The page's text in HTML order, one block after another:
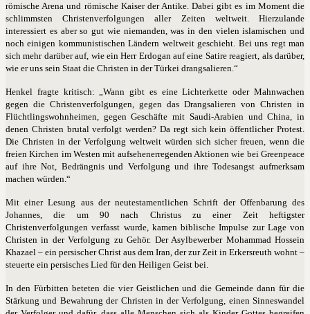
römische Arena und römische Kaiser der Antike. Dabei gibt es im Moment die
schlimmsten Christenverfolgungen aller Zeiten weltweit. Hierzulande
interessiert es aber so gut wie niemanden, was in den vielen islamischen und
noch einigen kommunistischen Ländern weltweit geschieht. Bei uns regt man
sich mehr darüber auf, wie ein Herr Erdogan auf eine Satire reagiert, als darüber,
wie er uns sein Staat die Christen in der Türkei drangsalieren.“
Henkel fragte kritisch: „Wann gibt es eine Lichterkette oder Mahnwachen
gegen die Christenverfolgungen, gegen das Drangsalieren von Christen in
Flüchtlingswohnheimen, gegen Geschäfte mit Saudi-Arabien und China, in
denen Christen brutal verfolgt werden? Da regt sich kein öffentlicher Protest.
Die Christen in der Verfolgung weltweit würden sich sicher freuen, wenn die
freien Kirchen im Westen mit aufsehenerregenden Aktionen wie bei Greenpeace
auf ihre Not, Bedrängnis und Verfolgung und ihre Todesangst aufmerksam
machen würden.“
Mit einer Lesung aus der neutestamentlichen Schrift der Offenbarung des
Johannes, die um 90 nach Christus zu einer Zeit heftigster
Christenverfolgungen verfasst wurde, kamen biblische Impulse zur Lage von
Christen in der Verfolgung zu Gehör. Der Asylbewerber Mohammad Hossein
Khazael – ein persischer Christ aus dem Iran, der zur Zeit in Erkersreuth wohnt –
steuerte ein persisches Lied für den Heiligen Geist bei.
In den Fürbitten beteten die vier Geistlichen und die Gemeinde dann für die
Stärkung und Bewahrung der Christen in der Verfolgung, einen Sinneswandel